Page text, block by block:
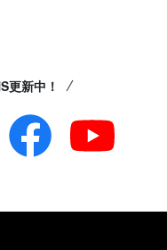
更新中！